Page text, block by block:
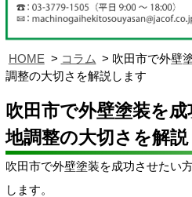
HOME コラム
吹田市で外壁
調整の大切さを解説します
吹田市で外壁塗装を
地調整の大切さを解
吹田市で外壁塗装を成功させたい
します。